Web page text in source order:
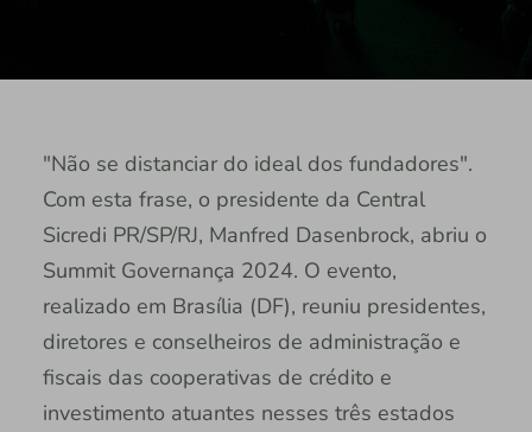
"Não se distanciar do ideal dos fundadores".
Com esta frase, o presidente da Central
Sicredi PR/SP/RJ, Manfred Dasenbrock, abriu o
Summit Governança 2024. O evento,
realizado em Brasília (DF), reuniu presidentes,
diretores e conselheiros de administração e
fiscais das cooperativas de crédito e
investimento atuantes nesses três estados